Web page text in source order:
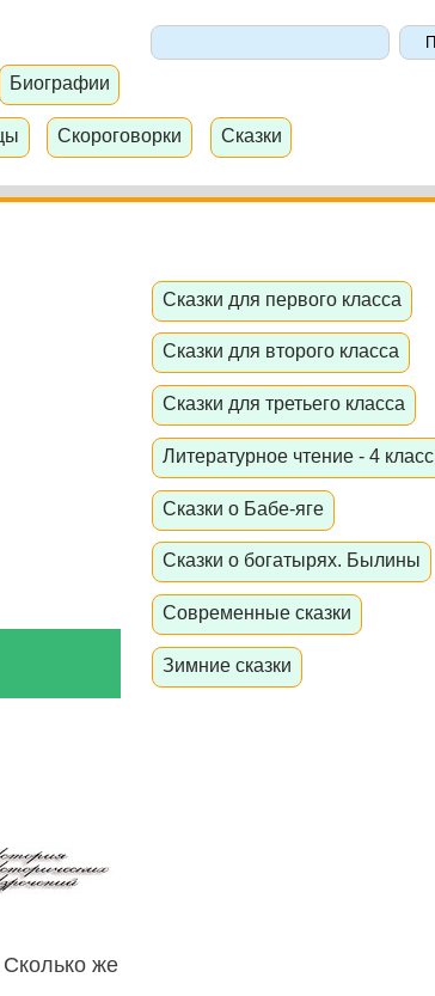
Биографии
Скороговорки Сказки
же
Сказки для первого класса
Сказки для второго класса
Сказки для третьего класса
Литературное чтение - 4 класс
Сказки о Бабе-яге
Сказки о богатырях. Былины
Современные сказки
Зимние сказки